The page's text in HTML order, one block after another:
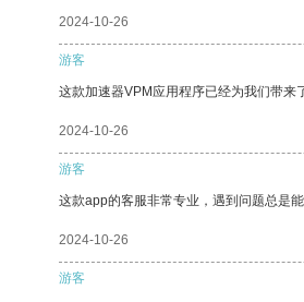
2024-10-26
游客
这款加速器VPM应用程序已经为我们带来
2024-10-26
游客
这款app的客服非常专业，遇到问题总是
2024-10-26
游客